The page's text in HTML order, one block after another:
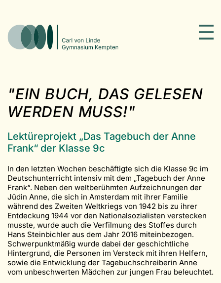
"EIN BUCH, DAS GELESEN
WERDEN MUSS!"
Lektüreprojekt „Das Tagebuch der Anne
Frank“ der Klasse 9c
In den letzten Wochen beschäftigte sich die Klasse 9c im
Deutschunterricht intensiv mit dem „Tagebuch der Anne
Frank“. Neben den weltberühmten Aufzeichnungen der
Jüdin Anne, die sich in Amsterdam mit ihrer Familie
während des Zweiten Weltkriegs von 1942 bis zu ihrer
Entdeckung 1944 vor den Nationalsozialisten verstecken
musste, wurde auch die Verfilmung des Stoffes durch
Hans Steinbichler aus dem Jahr 2016 miteinbezogen.
Schwerpunktmäßig wurde dabei der geschichtliche
Hintergrund, die Personen im Versteck mit ihren Helfern,
sowie die Entwicklung der Tagebuchschreiberin Anne
vom unbeschwerten Mädchen zur jungen Frau beleuchtet.